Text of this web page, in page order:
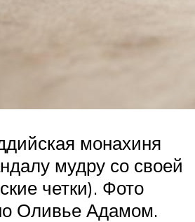
монахиня
мудру со своей
четки). Фото
Оливье Адамом.